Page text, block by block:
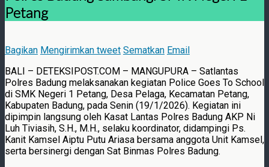
Petang
Bagikan Mengirimkan tweet Sematkan Email
BALI – DETEKSIPOST.COM – MANGUPURA – Satlantas
Polres Badung melaksanakan kegiatan Police Goes To School
di SMK Negeri 1 Petang, Desa Pelaga, Kecamatan Petang,
Kabupaten Badung, pada Senin (19/1/2026). Kegiatan ini
dipimpin langsung oleh Kasat Lantas Polres Badung AKP Ni
Luh Tiviasih, S.H., M.H., selaku koordinator, didampingi Ps.
Kanit Kamsel Aiptu Putu Ariasa bersama anggota Unit Kamsel,
serta bersinergi dengan Sat Binmas Polres Badung.